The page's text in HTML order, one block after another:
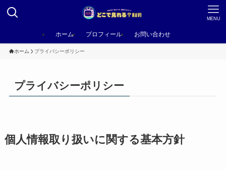
MENU
ホーム プロフィール お問い合わせ
ホーム プライバシーポリシー
プライバシーポリシー
個人情報取り扱いに関する基本方針